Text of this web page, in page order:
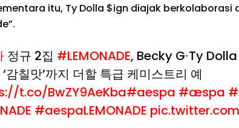
itu, Ty Dolla $ign diajak berkolaborasi
정규 2집 #LEMONADE, Becky G∙Ty Dolla
‘감칠맛’까지 더할 특급 케미스트리 예
t.co/BwZY9AeKba#aespa #æspa #
#aespaLEMONADE